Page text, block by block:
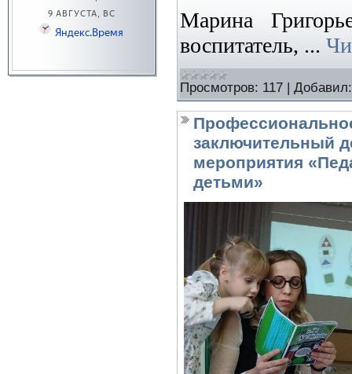
Марина
воспитатель, ...
Просмотров: 117 | Добавил:
заключительный
мероприятия
детьми»